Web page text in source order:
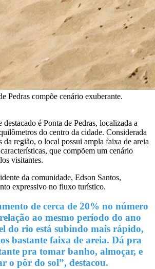
Pedras compõe cenário exuberante.
destacado é Ponta de Pedras, localizada a
do centro da cidade. Considerada
da região, o local possui ampla faixa de areia
que compõem um cenário
visitantes.
da comunidade, Edson Santos,
expressivo no fluxo turístico.
de cerca de 20% no número
ao mesmo período do ano
do rio está subindo mais rápido,
bastante faixa de areia. Dá pra
pra tomar banho, almoçar, e
o pôr do sol”, destacou.